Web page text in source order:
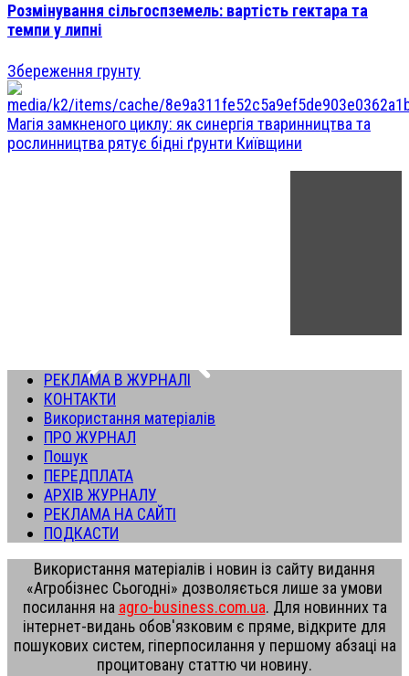
Розмінування сільгоспземель: вартість гектара та
темпи у липні
Збереження грунту
Магія замкненого циклу: як синергія тваринництва та
рослинництва рятує бідні ґрунти Київщини
РЕКЛАМА В ЖУРНАЛІ
КОНТАКТИ
Використання матеріалів
ПРО ЖУРНАЛ
Пошук
ПЕРЕДПЛАТА
АРХІВ ЖУРНАЛУ
РЕКЛАМА НА САЙТІ
ПОДКАСТИ
Використання матеріалів і новин із сайту видання
«Агробізнес Сьогодні» дозволяється лише за умови
посилання на agro-business.com.ua. Для новинних та
інтернет-видань обов'язковим є пряме, відкрите для
пошукових систем, гіперпосилання у першому абзаці на
процитовану статтю чи новину.